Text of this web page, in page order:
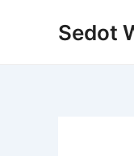
Sedot